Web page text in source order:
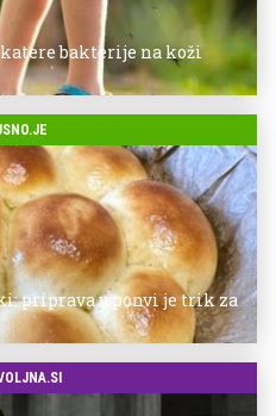
bakterije na koži
priprava v ponvi je trik za